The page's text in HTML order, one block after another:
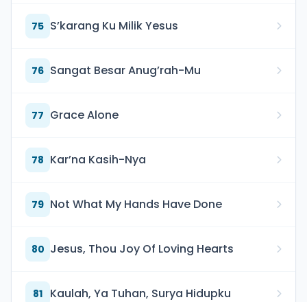
75 S’karang Ku Milik Yesus
76 Sangat Besar Anug’rah-Mu
77 Grace Alone
78 Kar’na Kasih-Nya
79 Not What My Hands Have Done
80 Jesus, Thou Joy Of Loving Hearts
81 Kaulah, Ya Tuhan, Surya Hidupku